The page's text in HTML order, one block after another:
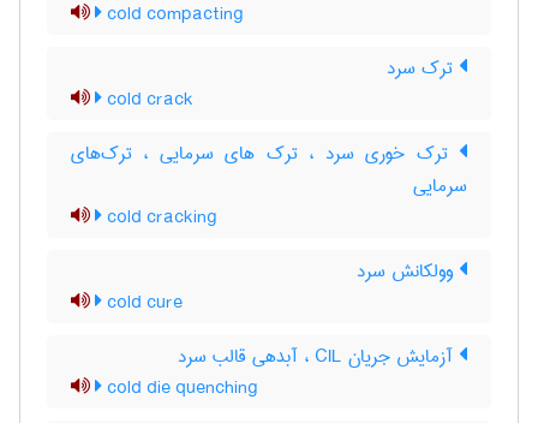
cold compacting
ترک سرد
cold crack
ترک خوری سرد ، ترک های سرمایی ، ترک‌های
سرمایی
cold cracking
وولکانش سرد
cold cure
آزمایش جریان CIL ، آبدهی قالب سرد
cold die quenching